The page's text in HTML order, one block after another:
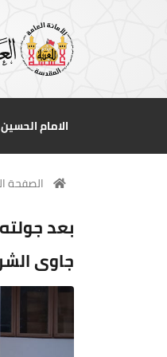
الامام الحسين
الصفحة
بعد
جاوى